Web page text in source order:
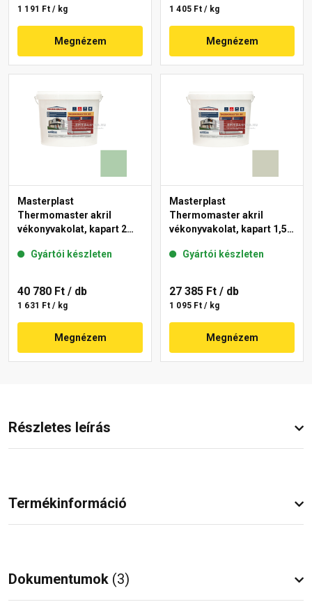
1 191 Ft / kg
Megnézem
1 405 Ft / kg
Megnézem
Masterplast
Thermomaster akril
vékonyvakolat, kapart 2
Gyártói készleten
40 780 Ft / db
1 631 Ft / kg
Megnézem
Masterplast
Thermomaster akril
vékonyvakolat, kapart 1,5
Gyártói készleten
27 385 Ft / db
1 095 Ft / kg
Megnézem
Részletes leírás
Termékinformáció
Dokumentumok (3)